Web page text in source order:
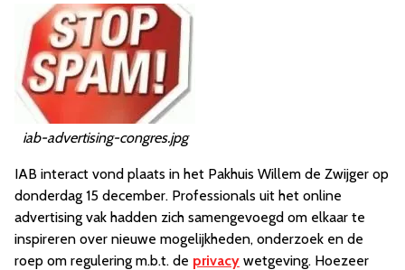
iab-advertising-congres.jpg
IAB interact vond plaats in het Pakhuis Willem de Zwijger op
donderdag 15 december. Professionals uit het online
advertising vak hadden zich samengevoegd om elkaar te
inspireren over nieuwe mogelijkheden, onderzoek en de
roep om regulering m.b.t. de privacy wetgeving. Hoezeer